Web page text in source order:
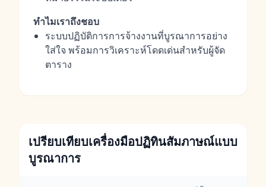
ทำไมเราถึงชอบ
ระบบปฏิบัติการการจ้างงานที่บูรณาการอย่าง
ใส่ใจ พร้อมการวิเคราะห์โดดเด่นสำหรับผู้จัด
ตาราง
เปรียบเทียบเครื่องมือปฏิทินสัมภาษณ์แบบ
บูรณาการ